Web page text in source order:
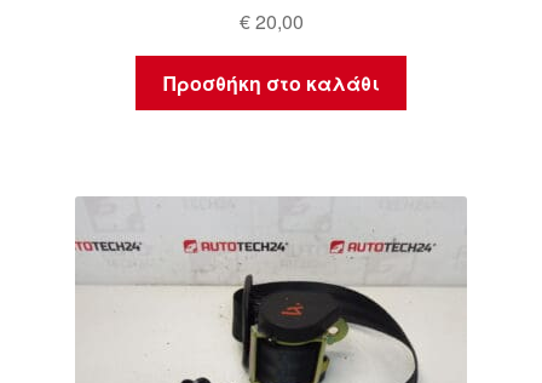
€20,00
Προσθήκη στο καλάθι